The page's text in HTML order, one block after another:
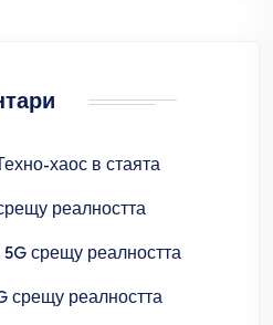
Техно-хаос в стаята
реалността
5G срещу реалността
срещу реалността